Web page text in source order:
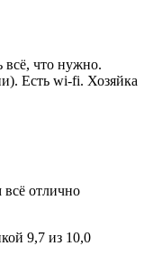
всё, что нужно.
Есть wi-fi. Хозяйка
отлично
9,7 из 10,0